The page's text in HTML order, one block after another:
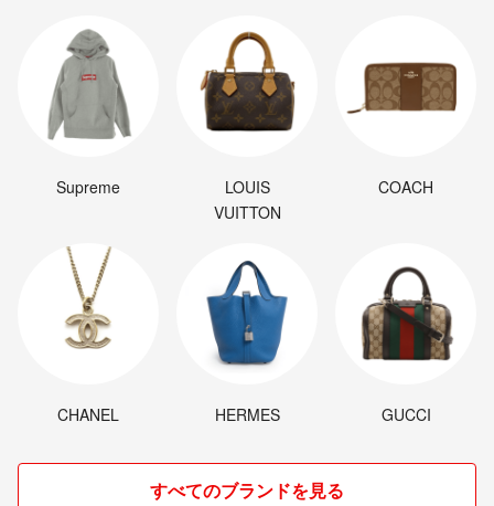
Supreme
LOUIS
VUITTON
COACH
CHANEL HERMES GUCCI
すべてのブランドを見る